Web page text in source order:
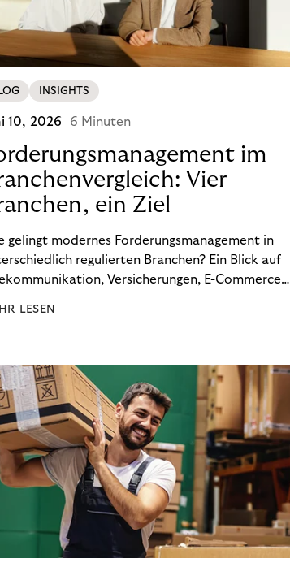
INSIGHTS
10, 2026 6 Minuten
im
Vier
ein Ziel
gelingt modernes Forderungsmanagement in
regulierten Branchen? Ein Blick auf
Versicherungen, E-Commerce
reduzieren will, braucht keine
LESEN